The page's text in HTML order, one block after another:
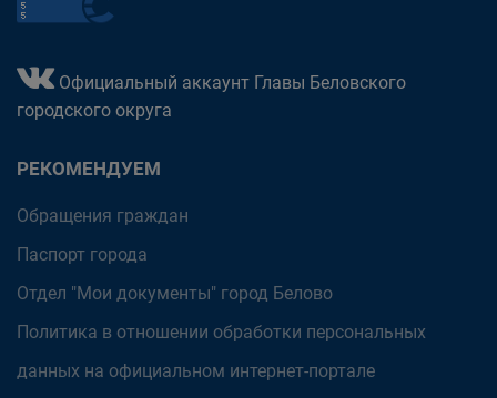
Официальный аккаунт Главы Беловского
городского округа
РЕКОМЕНДУЕМ
Обращения граждан
Паспорт города
Отдел "Мои документы" город Белово
Политика в отношении обработки персональных
данных на официальном интернет-портале